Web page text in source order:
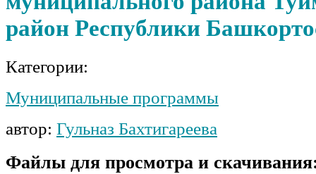
район Республики
Категории:
Муниципальные программы
автор: Гульназ Бахтигареева
Файлы для просмотра и